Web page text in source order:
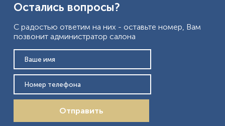
Остались вопросы?
С радостью ответим на них - оставьте номер, Вам
позвонит администратор салона
Отправить